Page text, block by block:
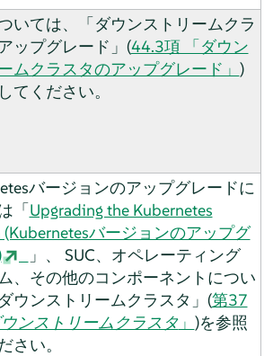
いては、「ダウンストリームクラ
ップグレード」(44.3項 「ダウン
ムクラスタのアップグレード」 )
てください。
バージョンのアップグレードに
「Upgrading the Kubernetes
(Kubernetesバージョンのアップグ
」、 SUC、オペレーティング
、その他のコンポーネントについ
ウンストリームクラスタ」(第37
ンストリームクラスタ」 )を参照
さい。